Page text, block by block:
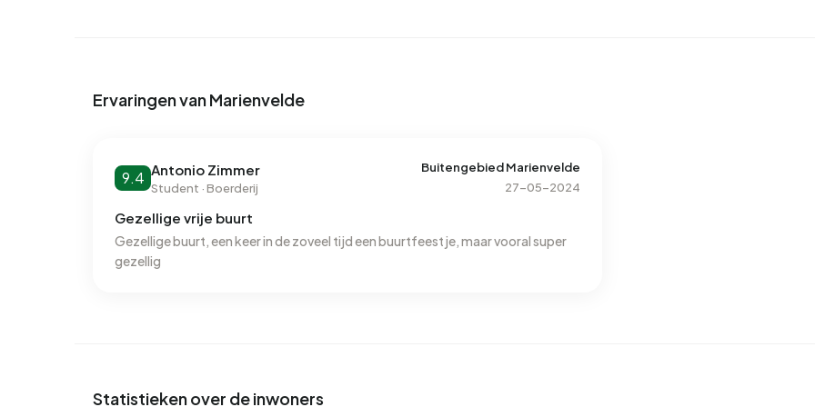
Ervaringen van Marienvelde
9.4 Antonio Zimmer
Student · Boerderij
Buitengebied Marienvelde
27-05-2024
Gezellige vrije buurt
Gezellige buurt, een keer in de zoveel tijd een buurtfeestje, maar vooral super
gezellig
Statistieken over de inwoners